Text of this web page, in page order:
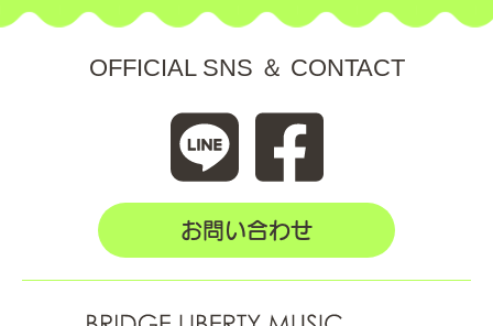
OFFICIAL SNS ＆ CONTACT
お問い合わせ